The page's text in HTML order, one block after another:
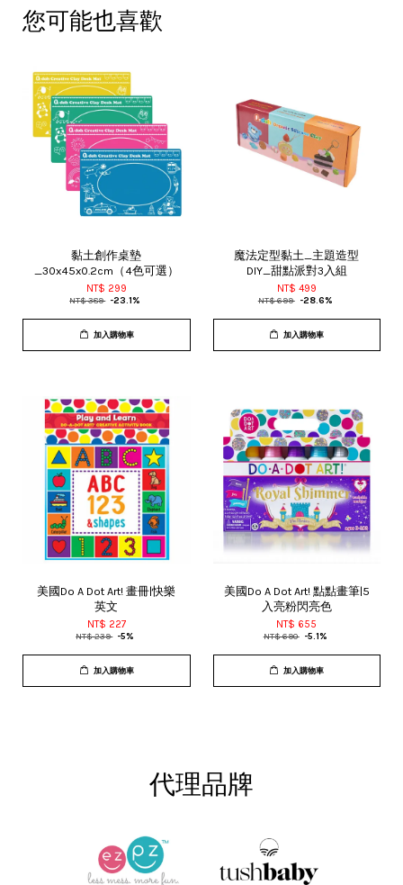
您可能也喜歡
黏土創作桌墊
_30x45x0.2cm（4色可選）
NT$ 299
NT$ 389 -23.1%
加入購物車
魔法定型黏土_主題造型
DIY_甜點派對3入組
NT$ 499
NT$ 699 -28.6%
加入購物車
美國Do A Dot Art! 畫冊|快樂
英文
NT$ 227
NT$ 239 -5%
加入購物車
美國Do A Dot Art! 點點畫筆|5
入亮粉閃亮色
NT$ 655
NT$ 690 -5.1%
加入購物車
代理品牌